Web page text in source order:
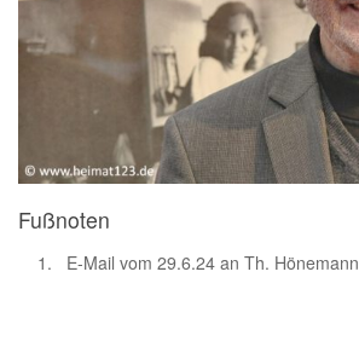
Fußnoten
E-Mail vom 29.6.24 an Th. Hönemann